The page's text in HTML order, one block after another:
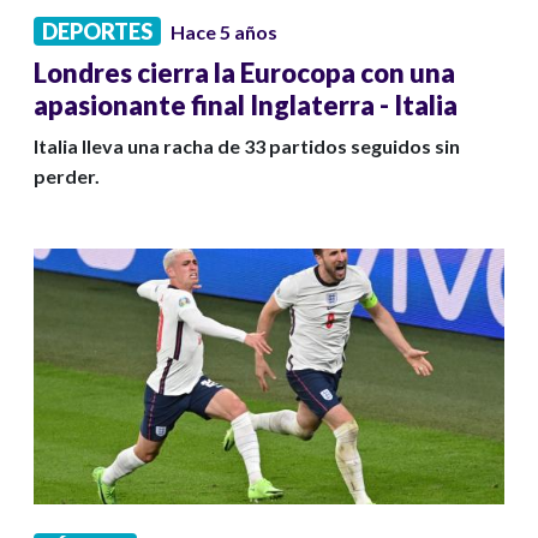
DEPORTES Hace 5 años
Londres cierra la Eurocopa con una
apasionante final Inglaterra - Italia
Italia lleva una racha de 33 partidos seguidos sin
perder.